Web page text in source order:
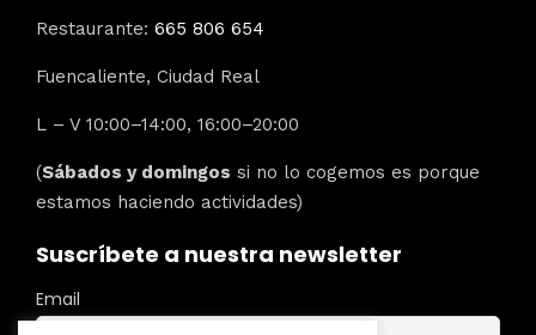
Restaurante: 665 806 654
Fuencaliente, Ciudad Real
L – V 10:00–14:00, 16:00–20:00
(Sábados y domingos si no lo cogemos es porque
estamos haciendo actividades)
Suscríbete a nuestra newsletter
Email